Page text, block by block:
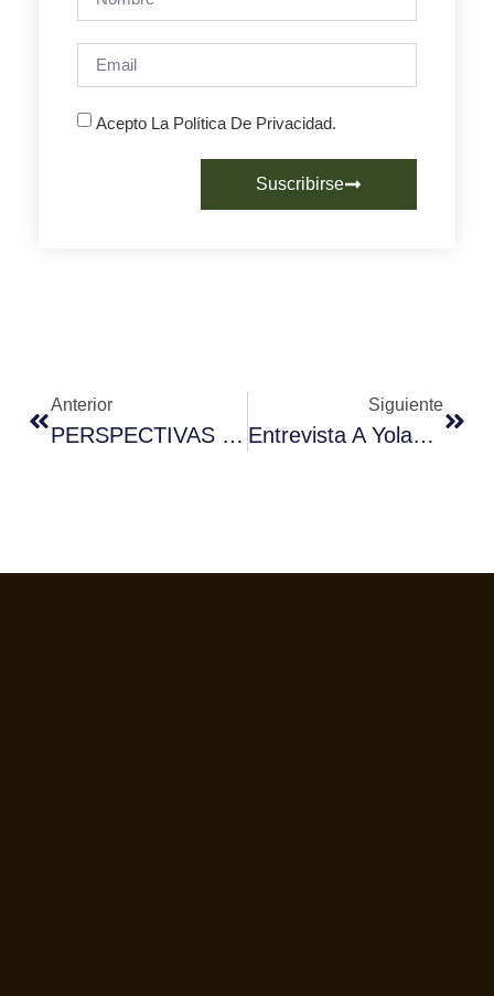
Acepto La Política De Privacidad.
Suscribirse
Anterior
PERSPECTIVAS DE CONSUMO DE CAFÉ EN ESPAÑA 2024
Siguiente
Entrevista A Yolanda Bolaños